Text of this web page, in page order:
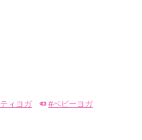
ィヨガ
#ベビーヨガ